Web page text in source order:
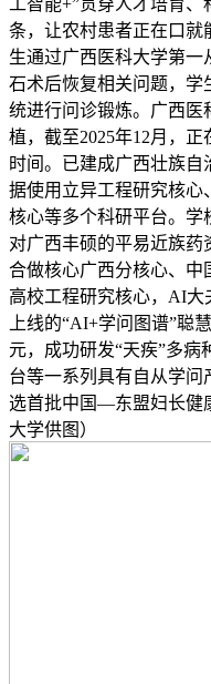
工智能+”贯穿人才培育
条，让农村患者正在口就
生通过广西医科大学第
石术后恢复相关问题，学
统进行问诊锻炼。广西医
植，截至2025年12月，
时间。已建成广西壮族
据使用立异工程研究核心
核心等多个科研平台。学
对广西丰硕的平易近族
合做核心广西分核心、
高校工程研究核心，AI大
上线的“AI+学问图谱”聪
元，成功研发“天疾”多病
台等一系列具有自从学
选首批中国—东盟妇长健
大学供图）